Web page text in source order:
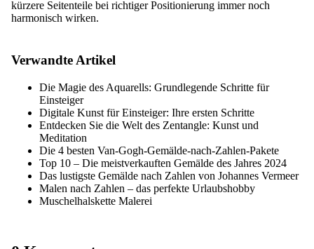
kürzere Seitenteile bei richtiger Positionierung immer noch
harmonisch wirken.
Verwandte Artikel
Die Magie des Aquarells: Grundlegende Schritte für
Einsteiger
Digitale Kunst für Einsteiger: Ihre ersten Schritte
Entdecken Sie die Welt des Zentangle: Kunst und
Meditation
Die 4 besten Van-Gogh-Gemälde-nach-Zahlen-Pakete
Top 10 – Die meistverkauften Gemälde des Jahres 2024
Das lustigste Gemälde nach Zahlen von Johannes Vermeer
Malen nach Zahlen – das perfekte Urlaubshobby
Muschelhalskette Malerei